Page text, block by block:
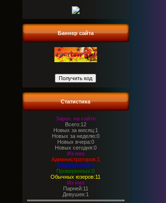
Баннер сайта
Статистика
Зарег. на сайте
Всего:12
Новых за месяц:1
Новых за неделю:0
Новых вчера:0
Новых сегодня:0
Из них
Администраторов:1
Модераторов:0
Проверенных:0
Обычных юзеров:11
Из них
Парней:11
Девушек:1